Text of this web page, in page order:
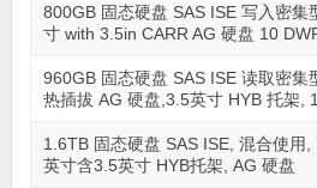
800GB 固态硬盘 SAS ISE 写入密
寸 with 3.5in CARR AG 硬盘 10
960GB 固态硬盘 SAS ISE 读取密
热插拔 AG 硬盘,3.5英寸 HYB 托架,
1.6TB 固态硬盘 SAS ISE, 混合使用
英寸含3.5英寸 HYB托架, AG 硬盘